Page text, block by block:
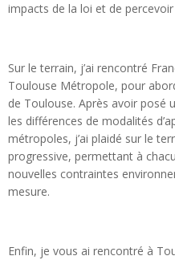
impacts de la loi et de
Sur le terrain, j’ai rencontré
Toulouse Métropole, pour
de Toulouse. Après avoir posé
les différences de modalités
métropoles, j’ai plaidé sur le
progressive, permettant à
nouvelles contraintes
mesure.
Enfin, je vous ai rencontré à